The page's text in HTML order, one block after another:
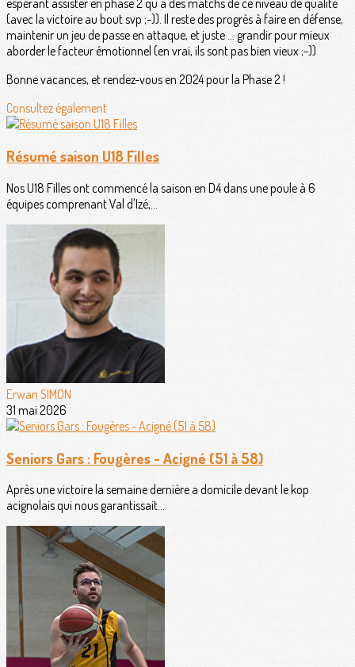
espérant assister en phase 2 qu'à des matchs de ce niveau de qualité
(avec la victoire au bout svp ;-)). Il reste des progrès à faire en défense,
maintenir un jeu de passe en attaque, et juste ... grandir pour mieux
aborder le facteur émotionnel (en vrai, ils sont pas bien vieux ;-))
Bonne vacances, et rendez-vous en 2024 pour la Phase 2 !
Consultez également
Résumé saison U18 Filles
Nos U18 Filles ont commencé la saison en D4 dans une poule à 6
équipes comprenant Val d'Izé,...
Erwan SIMON
31 mai 2026
Seniors Gars : Fougères - Acigné (51 à 58)
Après une victoire la semaine dernière a domicile devant le kop
acignolais qui nous garantissait...